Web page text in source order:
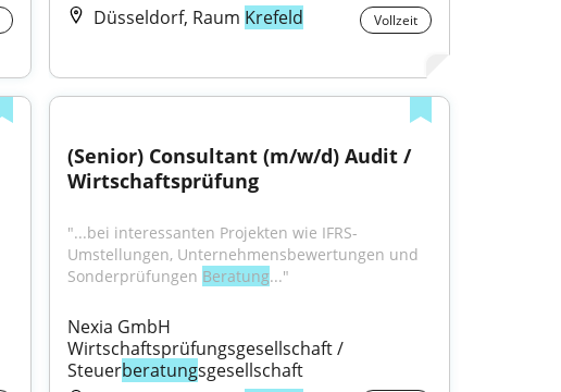
Düsseldorf, Raum Krefeld Vollzeit
(Senior) Consultant (m/w/d) Audit /
Wirtschaftsprüfung
"...bei interessanten Projekten wie IFRS-
Umstellungen, Unternehmensbewertungen und
Sonderprüfungen Beratung..."
Nexia GmbH
Wirtschaftsprüfungsgesellschaft /
Steuerberatungsgesellschaft